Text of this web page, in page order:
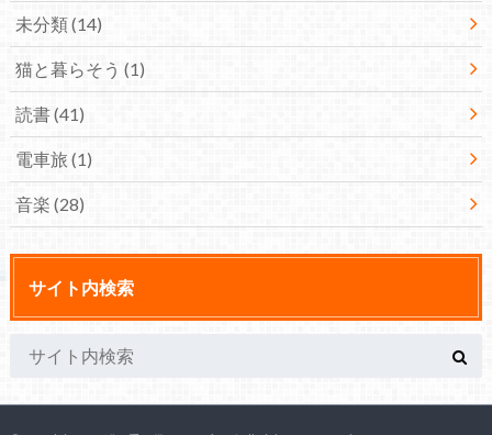
未分類(14)
猫と暮らそう (1)
読書(41)
電車旅 (1)
音楽 (28)
サイト内検索